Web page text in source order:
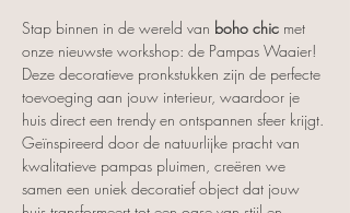
Stap binnen in de wereld van boho chic met
onze nieuwste workshop: de Pampas Waaier!
Deze decoratieve pronkstukken zijn de perfecte
toevoeging aan jouw interieur, waardoor je
huis direct een trendy en ontspannen sfeer krijgt.
Geïnspireerd door de natuurlijke pracht van
kwalitatieve pampas pluimen, creëren we
samen een uniek decoratief object dat jouw